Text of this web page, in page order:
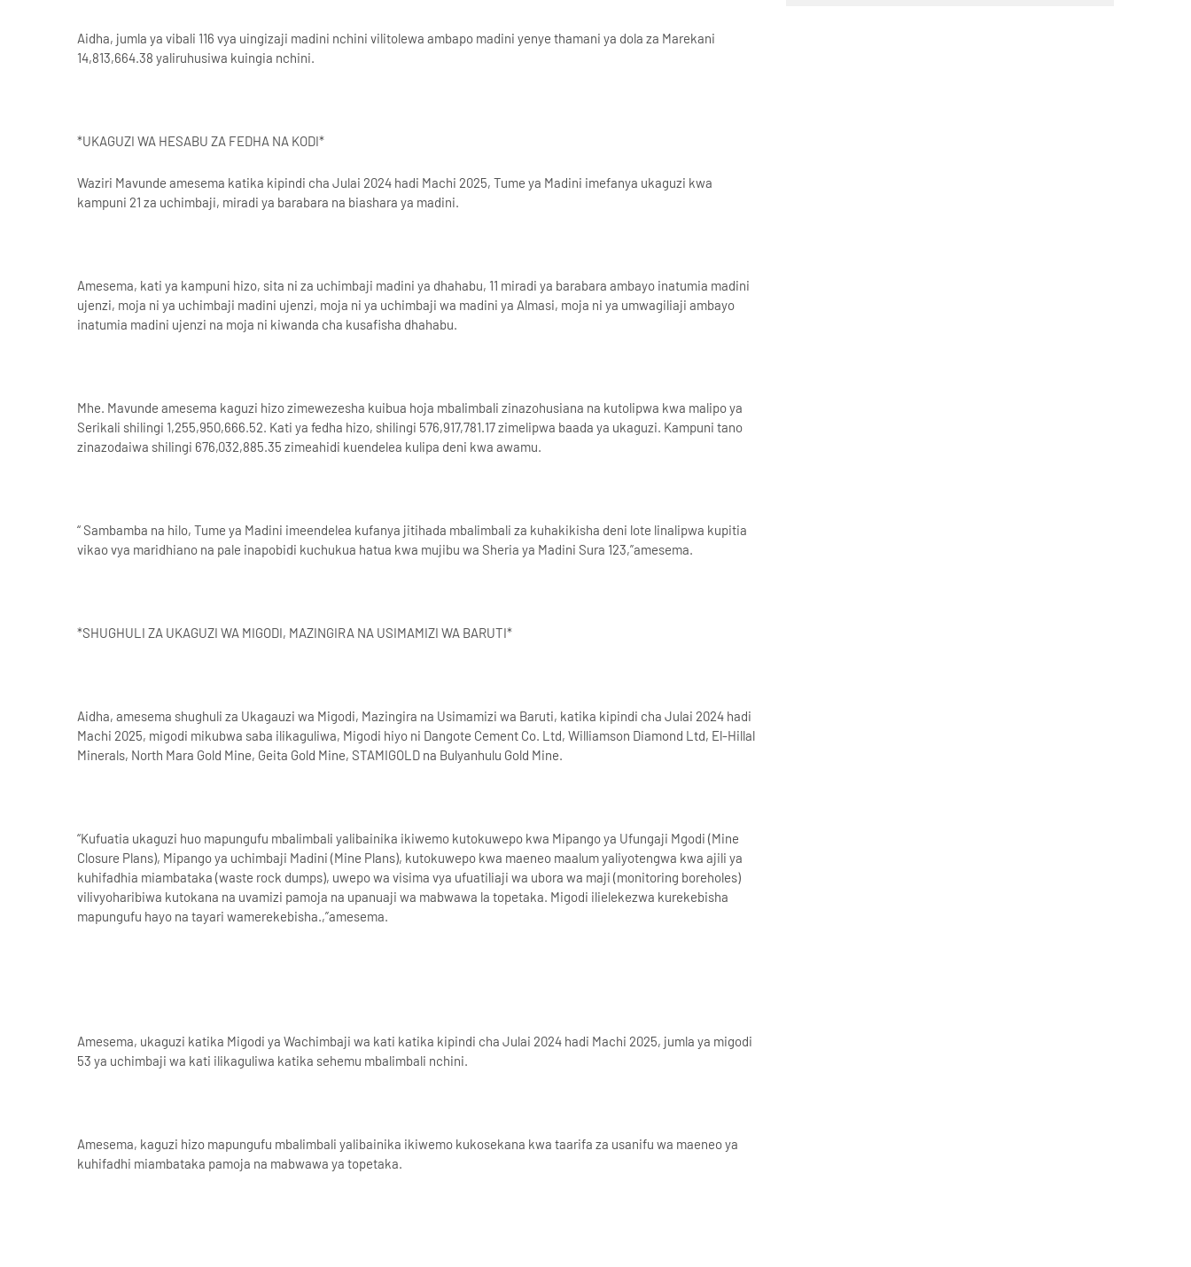
Aidha, jumla ya vibali 116 vya uingizaji madini nchini vilitolewa ambapo madini yenye thamani ya dola za Marekani
14,813,664.38 yaliruhusiwa kuingia nchini.
*UKAGUZI WA HESABU ZA FEDHA NA KODI*
Waziri Mavunde amesema katika kipindi cha Julai 2024 hadi Machi 2025, Tume ya Madini imefanya ukaguzi kwa
kampuni 21 za uchimbaji, miradi ya barabara na biashara ya madini.
Amesema, kati ya kampuni hizo, sita ni za uchimbaji madini ya dhahabu, 11 miradi ya barabara ambayo inatumia madini
ujenzi, moja ni ya uchimbaji madini ujenzi, moja ni ya uchimbaji wa madini ya Almasi, moja ni ya umwagiliaji ambayo
inatumia madini ujenzi na moja ni kiwanda cha kusafisha dhahabu.
Mhe. Mavunde amesema kaguzi hizo zimewezesha kuibua hoja mbalimbali zinazohusiana na kutolipwa kwa malipo ya
Serikali shilingi 1,255,950,666.52. Kati ya fedha hizo, shilingi 576,917,781.17 zimelipwa baada ya ukaguzi. Kampuni tano
zinazodaiwa shilingi 676,032,885.35 zimeahidi kuendelea kulipa deni kwa awamu.
“ Sambamba na hilo, Tume ya Madini imeendelea kufanya jitihada mbalimbali za kuhakikisha deni lote linalipwa kupitia
vikao vya maridhiano na pale inapobidi kuchukua hatua kwa mujibu wa Sheria ya Madini Sura 123,”amesema.
*SHUGHULI ZA UKAGUZI WA MIGODI, MAZINGIRA NA USIMAMIZI WA BARUTI*
Aidha, amesema shughuli za Ukagauzi wa Migodi, Mazingira na Usimamizi wa Baruti, katika kipindi cha Julai 2024 hadi
Machi 2025, migodi mikubwa saba ilikaguliwa, Migodi hiyo ni Dangote Cement Co. Ltd, Williamson Diamond Ltd, El-Hillal
Minerals, North Mara Gold Mine, Geita Gold Mine, STAMIGOLD na Bulyanhulu Gold Mine.
“Kufuatia ukaguzi huo mapungufu mbalimbali yalibainika ikiwemo kutokuwepo kwa Mipango ya Ufungaji Mgodi (Mine
Closure Plans), Mipango ya uchimbaji Madini (Mine Plans), kutokuwepo kwa maeneo maalum yaliyotengwa kwa ajili ya
kuhifadhia miambataka (waste rock dumps), uwepo wa visima vya ufuatiliaji wa ubora wa maji (monitoring boreholes)
vilivyoharibiwa kutokana na uvamizi pamoja na upanuaji wa mabwawa la topetaka. Migodi ilielekezwa kurekebisha
mapungufu hayo na tayari wamerekebisha.,”amesema.
Amesema, ukaguzi katika Migodi ya Wachimbaji wa kati katika kipindi cha Julai 2024 hadi Machi 2025, jumla ya migodi
53 ya uchimbaji wa kati ilikaguliwa katika sehemu mbalimbali nchini.
Amesema, kaguzi hizo mapungufu mbalimbali yalibainika ikiwemo kukosekana kwa taarifa za usanifu wa maeneo ya
kuhifadhi miambataka pamoja na mabwawa ya topetaka.